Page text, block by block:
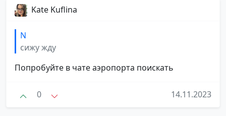
Kate Kuflina
N
сижу жду
Попробуйте в чате аэропорта поискать
0 14.11.2023